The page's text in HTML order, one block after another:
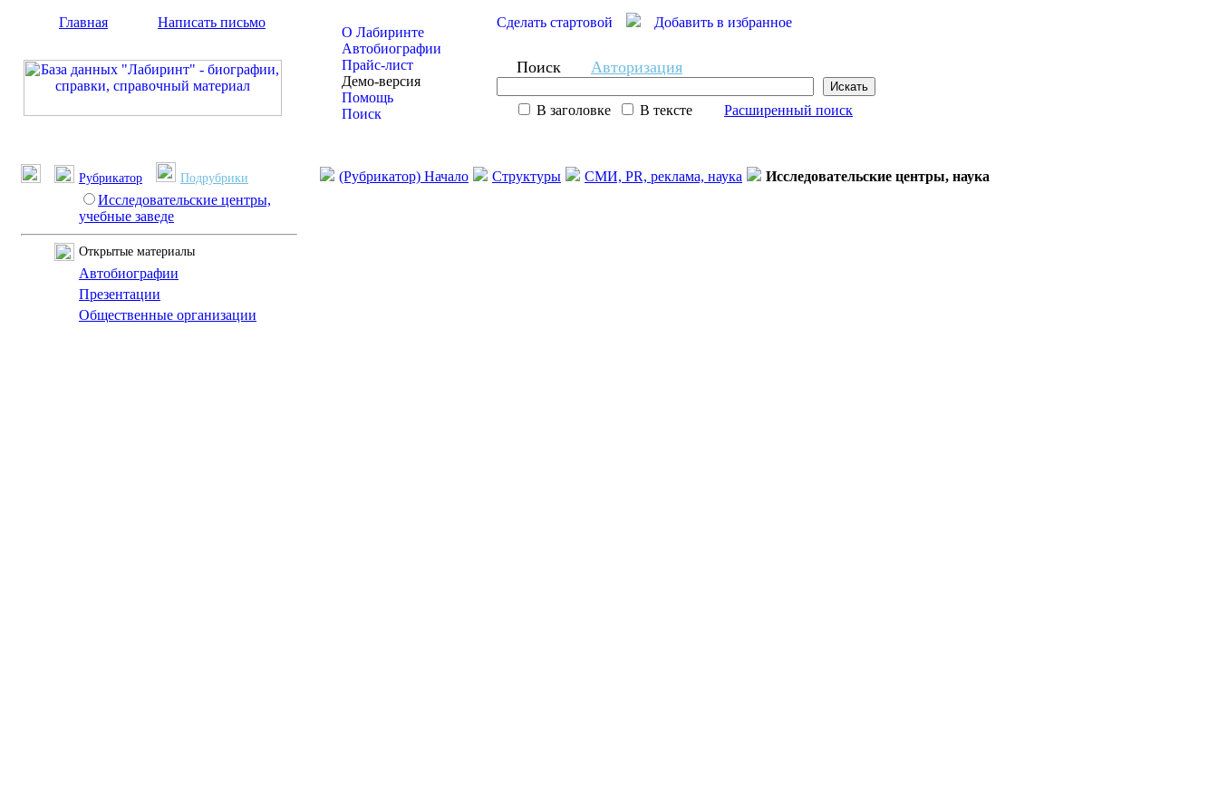
Главная Написать письмо
О Лабиринте
Автобиографии
Прайс-лист
Демо-версия
Помощь
Поиск
Сделать стартовой Добавить в избранное
Поиск Авторизация
В заголовке В тексте Расширенный поиск
Рубрикатор Подрубрики
Исследовательские центры,
учебные заведе
Открытые материалы
Автобиографии
Презентации
Общественные организации
(Рубрикатор) Начало Структуры СМИ, PR, реклама, наука Исследовательские центры, наука